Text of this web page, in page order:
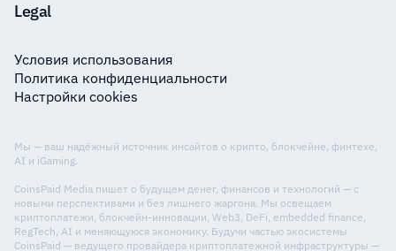
Legal
Условия использования
Политика конфиденциальности
Настройки cookies
Мы — ваш надёжный источник инсайтов о крипто, блокчейне, финтехе,
AI и iGaming.
CoinsPaid Media пишет о будущем денег, финансов и технологий — с
новыми перспективами и без лишнего жаргона. Мы освещаем
криптоплатежи, блокчейн-инновации, Web3, DeFi, embedded finance,
RegTech, AI и меняющуюся экономику. Будучи частью экосистемы
CoinsPaid — ведущего провайдера криптоплатежной инфраструктуры —